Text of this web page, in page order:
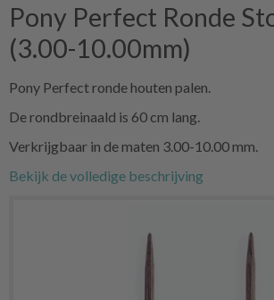
Pony Perfect Ronde
(3.00-10.00mm)
Pony Perfect ronde houten palen.
De rondbreinaald is 60 cm lang.
Verkrijgbaar in de maten 3.00-10.00 mm.
Bekijk de volledige beschrijving